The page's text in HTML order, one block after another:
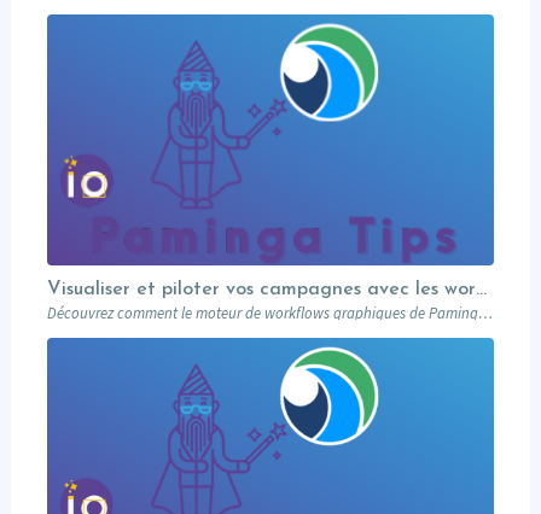
Visualiser et piloter vos campagnes avec les workflows graphiques Paminga.
Découvrez comment le moteur de workflows graphiques de Paminga vous permet de visualiser toute la logique de vos campagnes en un seul coup d’œil — branches conditionnelles, AB tests, waits et intégration Salesforce.